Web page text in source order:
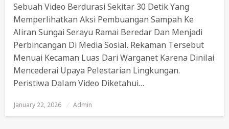
Sebuah Video Berdurasi Sekitar 30 Detik Yang
Memperlihatkan Aksi Pembuangan Sampah Ke
Aliran Sungai Serayu Ramai Beredar Dan Menjadi
Perbincangan Di Media Sosial. Rekaman Tersebut
Menuai Kecaman Luas Dari Warganet Karena Dinilai
Mencederai Upaya Pelestarian Lingkungan.
Peristiwa Dalam Video Diketahui…
Posted
January 22, 2026 Admin